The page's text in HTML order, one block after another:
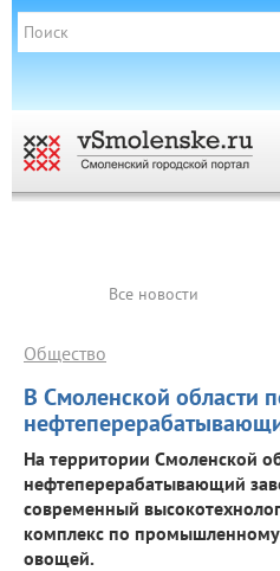
Все новости
В Смоленской области
Общество
На территории Смоленской
нефтеперерабатывающий
современный
комплекс по
овощей.